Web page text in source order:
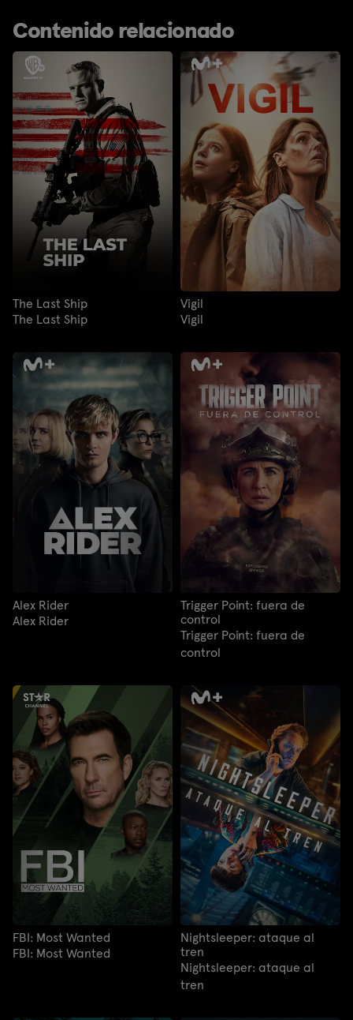
Contenido relacionado
The Last Ship
The Last Ship
Vigil
Vigil
Alex Rider
Alex Rider
Trigger Point: fuera de
control
Trigger Point: fuera de
control
FBI: Most Wanted
FBI: Most Wanted
Nightsleeper: ataque al
tren
Nightsleeper: ataque al
tren